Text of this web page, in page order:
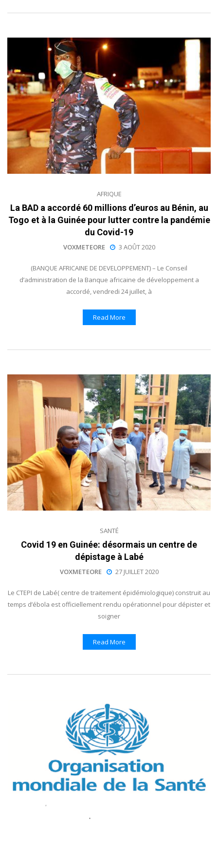
AFRIQUE
La BAD a accordé 60 millions d’euros au Bénin, au
Togo et à la Guinée pour lutter contre la pandémie
du Covid-19
VOXMETEORE 3 AOÛT 2020
(BANQUE AFRICAINE DE DEVELOPPEMENT) – Le Conseil
d’administration de la Banque africaine de développement a
accordé, vendredi 24 juillet, à
Read More
SANTÉ
Covid 19 en Guinée: désormais un centre de
dépistage à Labé
VOXMETEORE 27 JUILLET 2020
Le CTEPI de Labé( centre de traitement épidémiologique) construit au
temps d’ébola est officiellement rendu opérationnel pour dépister et
soigner
Read More